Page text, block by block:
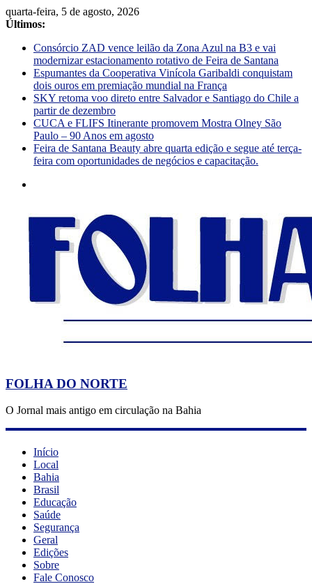
quarta-feira, 5 de agosto, 2026
Últimos:
Consórcio ZAD vence leilão da Zona Azul na B3 e vai
modernizar estacionamento rotativo de Feira de Santana
Espumantes da Cooperativa Vinícola Garibaldi conquistam
dois ouros em premiação mundial na França
SKY retoma voo direto entre Salvador e Santiago do Chile a
partir de dezembro
CUCA e FLIFS Itinerante promovem Mostra Olney São
Paulo – 90 Anos em agosto
Feira de Santana Beauty abre quarta edição e segue até terça-
feira com oportunidades de negócios e capacitação.
FOLHA DO NORTE
O Jornal mais antigo em circulação na Bahia
Início
Local
Bahia
Brasil
Educação
Saúde
Segurança
Geral
Edições
Sobre
Fale Conosco